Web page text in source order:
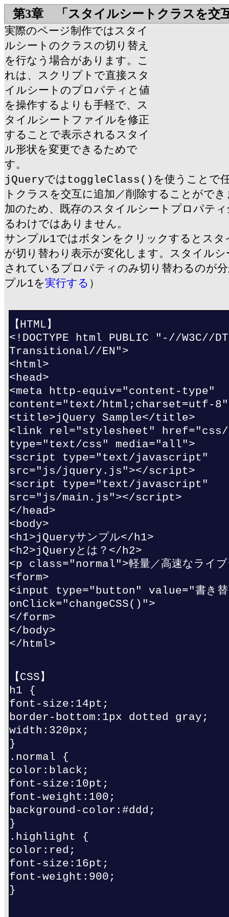
第3章 「スタイルシートクラスを交
実際のページ制作ではスタイ
ルシートのクラスの切り替え
を行なう場合があります。こ
れは、スクリプトで直接スタ
イルシートのプロパティと値
を操作するよりも手軽で、ス
タイルシートファイルを修正
することで表示されるスタイ
ル形状を変更できるためで
す。
jQueryではtoggleClass()を使うことで任
トクラスを交互に追加／削除することがで
加のため、既存のスタイルシートプロパテ
るわけではありません。
サンプル1ではボタンをクリックするとスタ
が切り替わり表示が変化します。スタイル
されているプロパティのみ切り替わるのが
プル1を実行する ）
【HTML】
<!DOCTYPE html PUBLIC "-//W3C//
Transitional//EN">
<html>
<head>
<meta http-equiv="content-type"
content="text/html;charset=utf-
<title>jQuery Sample</title>
<link rel="stylesheet" href="css/
type="text/css" media="all">
<script type="text/javascript"
src="js/jquery.js"></script>
<script type="text/javascript"
src="js/main.js"></script>
</head>
<body>
<h1>jQueryサンプル</h1>
<h2>jQueryとは？</h2>
<p class="normal">軽量／高速なライ
<form>
<input type="button" value="書き
onClick="changeCSS()">
</form>
</body>
</html>
【CSS】
h1 {
font-size:14pt;
border-bottom:1px dotted gray;
width:320px;
}
.normal {
color:black;
font-size:10pt;
font-weight:100;
background-color:#ddd;
}
.highlight {
color:red;
font-size:16pt;
font-weight:900;
}